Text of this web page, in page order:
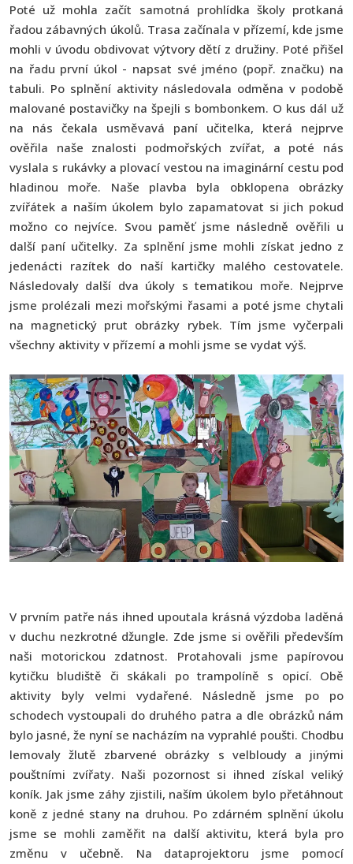
Poté už mohla začít samotná prohlídka školy protkaná
řadou zábavných úkolů. Trasa začínala v přízemí, kde jsme
mohli v úvodu obdivovat výtvory dětí z družiny. Poté přišel
na řadu první úkol - napsat své jméno (popř. značku) na
tabuli. Po splnění aktivity následovala odměna v podobě
malované postavičky na špejli s bombonkem. O kus dál už
na nás čekala usměvavá paní učitelka, která nejprve
ověřila naše znalosti podmořských zvířat, a poté nás
vyslala s rukávky a plovací vestou na imaginární cestu pod
hladinou moře. Naše plavba byla obklopena obrázky
zvířátek a naším úkolem bylo zapamatovat si jich pokud
možno co nejvíce. Svou paměť jsme následně ověřili u
další paní učitelky. Za splnění jsme mohli získat jedno z
jedenácti razítek do naší kartičky malého cestovatele.
Následovaly další dva úkoly s tematikou moře. Nejprve
jsme prolézali mezi mořskými řasami a poté jsme chytali
na magnetický prut obrázky rybek. Tím jsme vyčerpali
všechny aktivity v přízemí a mohli jsme se vydat výš.
V prvním patře nás ihned upoutala krásná výzdoba laděná
v duchu nezkrotné džungle. Zde jsme si ověřili především
naši motorickou zdatnost. Protahovali jsme papírovou
kytičku bludiště či skákali po trampolíně s opicí. Obě
aktivity byly velmi vydařené. Následně jsme po po
schodech vystoupali do druhého patra a dle obrázků nám
bylo jasné, že nyní se nacházím na vyprahlé poušti. Chodbu
lemovaly žlutě zbarvené obrázky s velbloudy a jinými
pouštními zvířaty. Naši pozornost si ihned získal veliký
koník. Jak jsme záhy zjistili, naším úkolem bylo přetáhnout
koně z jedné stany na druhou. Po zdárném splnění úkolu
jsme se mohli zaměřit na další aktivitu, která byla pro
změnu v učebně. Na dataprojektoru jsme pomocí